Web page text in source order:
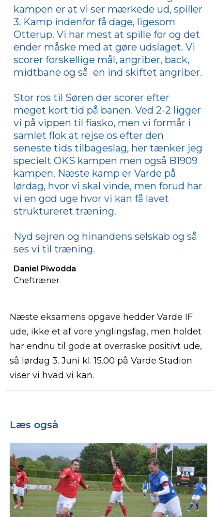
kampen er at vi ser mærkede ud, spiller
3. Kamp indenfor få dage, ligesom
Otterup. Vi har mest at spille for og det
ender måske med at gøre udslaget. Vi
scorer forskellige mål, angriber, back,
midtbane og så en ind skiftet angriber.
Stor ros til Søren der scorer efter
meget kort tid på banen. Ved 2-2 ligger
vi på vippen til fiasko, men vi formår i
samlet flok at rejse os efter den
seneste tids tilbageslag, her tænker jeg
specielt OKS kampen men også B1909
kampen. Næste kamp er Varde på
lørdag, hvor vi skal vinde, men forud har
vi en god uge hvor vi kan få lavet
struktureret træning.
Nyd sejren og hinandens selskab og så
ses vi til træning.
Daniel Piwodda
Cheftræner
Næste eksamens opgave hedder Varde IF
ude, ikke et af vore ynglingsfag, men holdet
har endnu til gode at overraske positivt ude,
så lørdag 3. Juni kl. 15.00 på Varde Stadion
viser vi hvad vi kan.
Læs også